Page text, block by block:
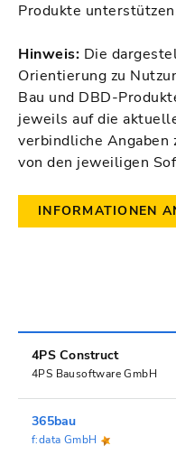
Produkte
Hinweis: Die
Orientierung zu
Bau und DBD-
jeweils auf die
verbindliche Angaben
von den jeweiligen
INFORMATIONEN
4PS Construct
4PS Bausoftware GmbH
365bau
f:data GmbH